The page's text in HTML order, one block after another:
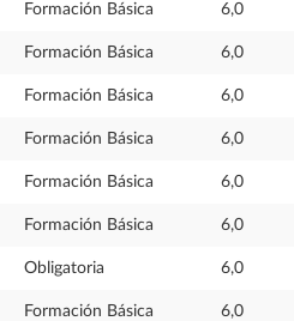
Formación Básica 6,0
Formación Básica 6,0
Formación Básica 6,0
Formación Básica 6,0
Formación Básica 6,0
Formación Básica 6,0
Obligatoria 6,0
Formación Básica 6,0